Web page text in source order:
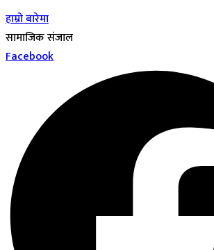
हाम्रो बारेमा
सामाजिक संजाल
Facebook